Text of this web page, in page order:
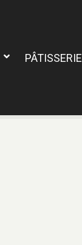
PÂTISSERIE